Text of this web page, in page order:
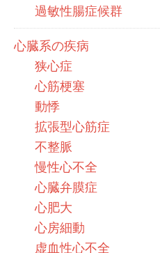
過敏性腸症候群
心臓系の疾病
狭心症
心筋梗塞
動悸
拡張型心筋症
不整脈
慢性心不全
心臓弁膜症
心肥大
心房細動
虚血性心不全